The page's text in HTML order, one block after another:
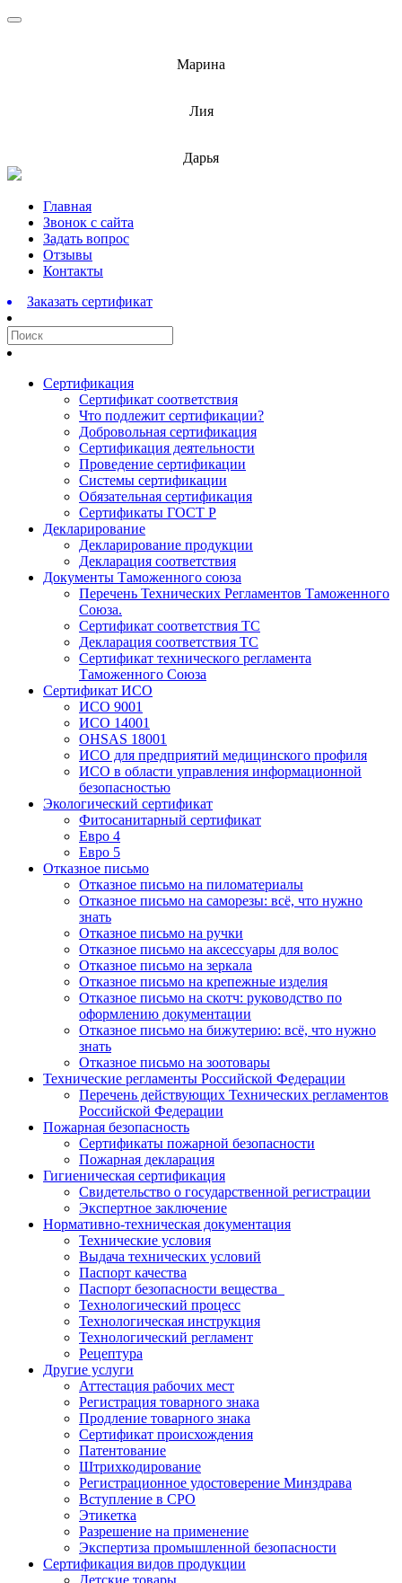
Марина
Лия
Дарья
Перейти
содержимому
Главная
Звонок с сайта
Задать вопрос
Отзывы
Контакты
Заказать сертификат
Сертификация
Сертификат соответствия
Что подлежит сертификации?
Добровольная сертификация
Сертификация деятельности
Проведение сертификации
Системы сертификации
Обязательная сертификация
Сертификаты ГОСТ Р
Декларирование
Декларирование продукции
Декларация соответствия
Документы Таможенного союза
Перечень Технических Регламентов Таможенного
Союза.
Сертификат соответствия ТС
Декларация соответствия ТС
Сертификат технического регламента
Таможенного Союза
Сертификат ИСО
ИСО 9001
ИСО 14001
OHSAS 18001
ИСО для предприятий медицинского профиля
ИСО в области управления информационной
безопасностью
Экологический сертификат
Фитосанитарный сертификат
Евро 4
Евро 5
Отказное письмо
Отказное письмо на пиломатериалы
Отказное письмо на саморезы: всё, что нужно
знать
Отказное письмо на ручки
Отказное письмо на аксессуары для волос
Отказное письмо на зеркала
Отказное письмо на крепежные изделия
Отказное письмо на скотч: руководство по
оформлению документации
Отказное письмо на бижутерию: всё, что нужно
знать
Отказное письмо на зоотовары
Технические регламенты Российской Федерации
Перечень действующих Технических регламентов
Российской Федерации
Пожарная безопасность
Сертификаты пожарной безопасности
Пожарная декларация
Гигиеническая сертификация
Свидетельство о государственной регистрации
Экспертное заключение
Нормативно-техническая документация
Технические условия
Выдача технических условий
Паспорт качества
Паспорт безопасности вещества
Технологический процесс
Технологическая инструкция
Технологический регламент
Рецептура
Другие услуги
Аттестация рабочих мест
Регистрация товарного знака
Продление товарного знака
Сертификат происхождения
Патентование
Штрихкодирование
Регистрационное удостоверение Минздрава
Вступление в СРО
Этикетка
Разрешение на применение
Экспертиза промышленной безопасности
Сертификация видов продукции